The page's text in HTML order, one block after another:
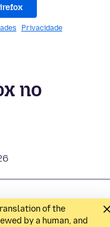
Privacidade
no
of the
by a human, and